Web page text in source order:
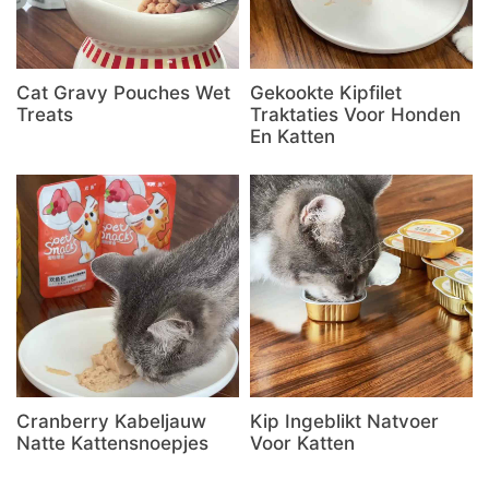
Cat Gravy Pouches Wet
Treats
Gekookte Kipfilet
Traktaties Voor Honden
En Katten
Cranberry Kabeljauw
Natte Kattensnoepjes
Kip Ingeblikt Natvoer
Voor Katten